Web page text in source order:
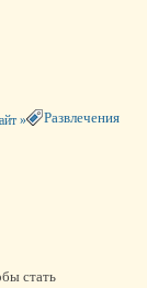
Развлечения
»
стать